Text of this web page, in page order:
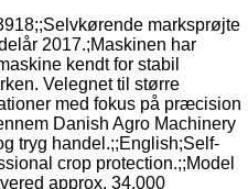
marksprøjte
2017.;Maskinen har
kendt for stabil
Velegnet til større
med fokus på præcision
Danish Agro Machinery
tryg handel.;;English;Self-
crop protection.;;Model
approx. 34,000